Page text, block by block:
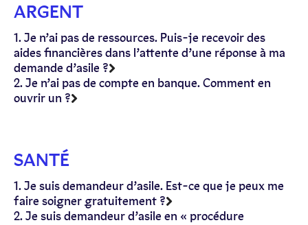
ARGENT
1. Je n’ai pas de ressources. Puis-je recevoir des
aides financières dans l’attente d’une réponse à ma
demande d’asile ?
2. Je n’ai pas de compte en banque. Comment en
ouvrir un ?
SANTÉ
1. Je suis demandeur d’asile. Est-ce que je peux me
faire soigner gratuitement ?
2. Je suis demandeur d’asile en « procédure